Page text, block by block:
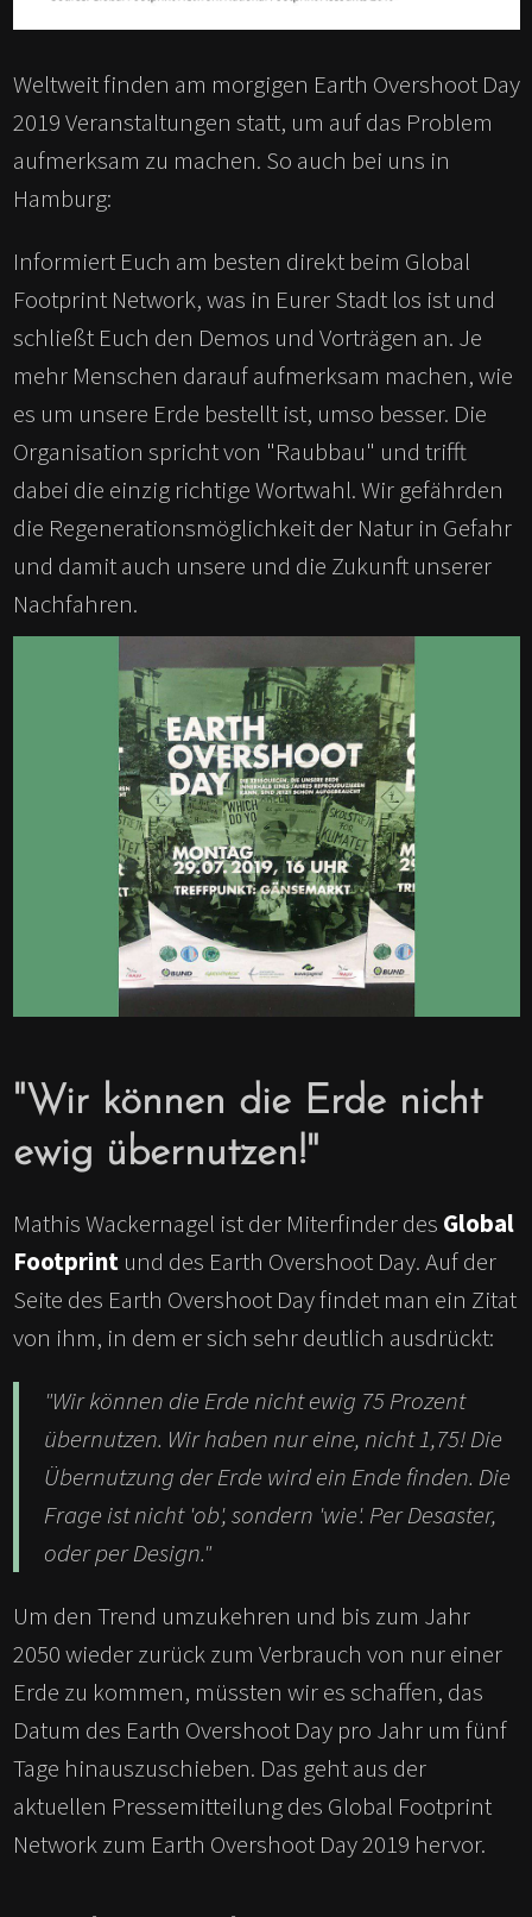
Weltweit finden am morgigen Earth Overshoot Day
2019 Veranstaltungen statt, um auf das Problem
aufmerksam zu machen. So auch bei uns in
Hamburg:
Informiert Euch am besten direkt beim Global
Footprint Network, was in Eurer Stadt los ist und
schließt Euch den Demos und Vorträgen an. Je
mehr Menschen darauf aufmerksam machen, wie
es um unsere Erde bestellt ist, umso besser. Die
Organisation spricht von "Raubbau" und trifft
dabei die einzig richtige Wortwahl. Wir gefährden
die Regenerationsmöglichkeit der Natur in Gefahr
und damit auch unsere und die Zukunft unserer
Nachfahren.
"Wir können die Erde nicht
ewig übernutzen!"
Mathis Wackernagel ist der Miterfinder des Global
Footprintund des Earth Overshoot Day. Auf der
Seite des Earth Overshoot Day findet man ein Zitat
von ihm, in dem er sich sehr deutlich ausdrückt:
"Wir können die Erde nicht ewig 75 Prozent
übernutzen. Wir haben nur eine, nicht 1,75! Die
Übernutzung der Erde wird ein Ende finden. Die
Frage ist nicht 'ob', sondern 'wie'. Per Desaster,
oder per Design."
Um den Trend umzukehren und bis zum Jahr
2050 wieder zurück zum Verbrauch von nur einer
Erde zu kommen, müssten wir es schaffen, das
Datum des Earth Overshoot Day pro Jahr um fünf
Tage hinauszuschieben. Das geht aus der
aktuellen Pressemitteilung des Global Footprint
Network zum Earth Overshoot Day 2019 hervor.